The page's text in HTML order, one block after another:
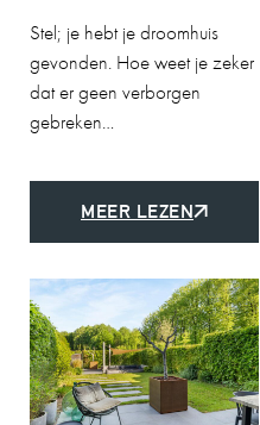
Stel; je hebt je droomhuis
gevonden. Hoe weet je zeker
dat er geen verborgen
gebreken…
MEER LEZEN